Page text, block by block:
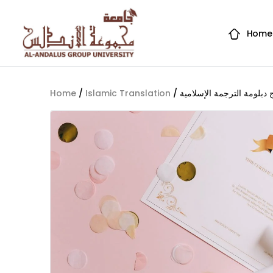
Home
Home / Islamic Translation الترجمة الإسلامية